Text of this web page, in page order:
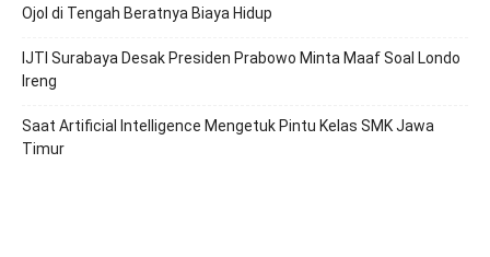
Ojol di Tengah Beratnya Biaya Hidup
IJTI Surabaya Desak Presiden Prabowo Minta Maaf Soal Londo
Ireng
Saat Artificial Intelligence Mengetuk Pintu Kelas SMK Jawa
Timur